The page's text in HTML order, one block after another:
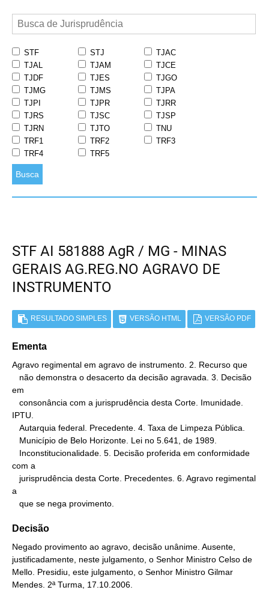
STF STJ
TJAC
TJAL
TJAM
TJCE
TJDF
TJES
TJGO
TJMG
TJMS
TJPA
TJPI
TJPR
TJRR
TJRS
TJSC
TJSP
TJRN
TJTO
TNU
TRF1
TRF2
TRF3
TRF4
TRF5
Busca
STF AI 581888 AgR / MG - MINAS
GERAIS AG.REG.NO AGRAVO DE
INSTRUMENTO
RESULTADO SIMPLES VERSÃO HTML VERSÃO PDF
Ementa
Agravo regimental em agravo de instrumento. 2. Recurso que
em
IPTU.
com a
a
   que se nega provimento.
Decisão
Negado provimento ao agravo, decisão unânime. Ausente,
justificadamente, neste julgamento, o Senhor Ministro Celso de
Mello. Presidiu, este julgamento, o Senhor Ministro Gilmar
Mendes. 2ª Turma, 17.10.2006.